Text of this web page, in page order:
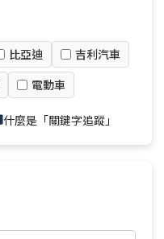
比亞迪
吉利汽車
電動車
什麼是「關鍵字追蹤」